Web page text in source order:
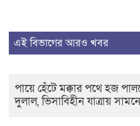
এই বিভাগের আরও খবর
পায়ে হেঁটে মক্কার পথে হজ
দুলাল, ভিসাবিহীন যাত্রায়